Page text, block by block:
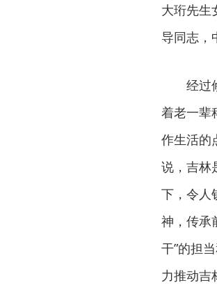
大珩先生
导同志，
经过
着老一辈
作生活的
说，吉林
下，令人
神，传承
干”的担
力推动吉